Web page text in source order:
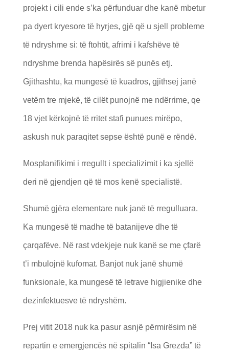
projekt i cili ende s’ka përfunduar dhe kanë mbetur
pa dyert kryesore të hyrjes, gjë që u sjell probleme
të ndryshme si: të ftohtit, afrimi i kafshëve të
ndryshme brenda hapësirës së punës etj.
Gjithashtu, ka mungesë të kuadros, gjithsej janë
vetëm tre mjekë, të cilët punojnë me ndërrime, qe
18 vjet kërkojnë të rritet stafi punues mirëpo,
askush nuk paraqitet sepse është punë e rëndë.
Mosplanifikimi i rregullt i specializimit i ka sjellë
deri në gjendjen që të mos kenë specialistë.
Shumë gjëra elementare nuk janë të rregulluara.
Ka mungesë të madhe të batanijeve dhe të
çarqafëve. Në rast vdekjeje nuk kanë se me çfarë
t’i mbulojnë kufomat. Banjot nuk janë shumë
funksionale, ka mungesë të letrave higjienike dhe
dezinfektuesve të ndryshëm.
Prej vitit 2018 nuk ka pasur asnjë përmirësim në
repartin e emergjencës në spitalin “Isa Grezda” të